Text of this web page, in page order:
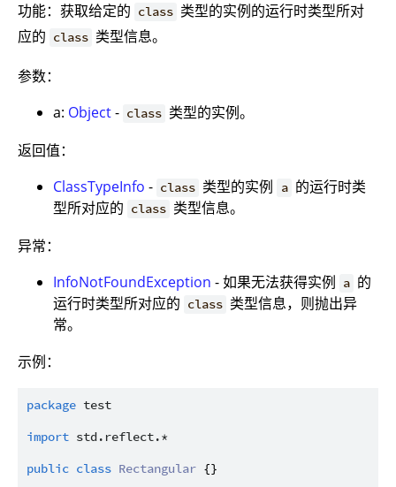
功能：获取给定的 class 类型的实例的运行时类型所对
应的 class 类型信息。
参数：
a: Object- class 类型的实例。
返回值：
ClassTypeInfo - class 类型的实例 a 的运行时类
型所对应的 class 类型信息。
异常：
InfoNotFoundException - 如果无法获得实例 a 的
运行时类型所对应的 class 类型信息，则抛出异
常。
示例：
package test
import std.reflect.*
public class Rectangular {}